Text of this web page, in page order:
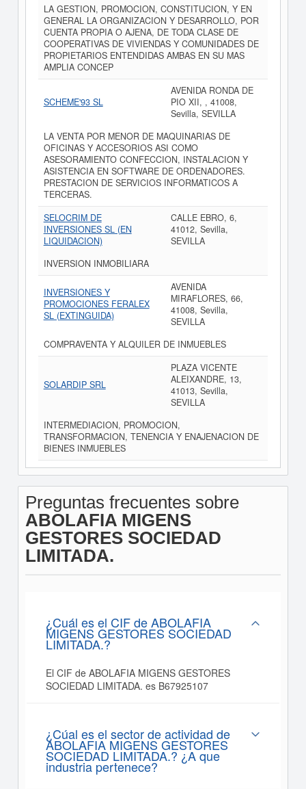
LA GESTION, PROMOCION, CONSTITUCION, Y EN
GENERAL LA ORGANIZACION Y DESARROLLO, POR
CUENTA PROPIA O AJENA, DE TODA CLASE DE
COOPERATIVAS DE VIVIENDAS Y COMUNIDADES DE
PROPIETARIOS ENTENDIDAS AMBAS EN SU MAS
AMPLIA CONCEP
SCHEME'93 SL
AVENIDA RONDA DE
PIO XII, , 41008,
Sevilla, SEVILLA
LA VENTA POR MENOR DE MAQUINARIAS DE
OFICINAS Y ACCESORIOS ASI COMO
ASESORAMIENTO CONFECCION, INSTALACION Y
ASISTENCIA EN SOFTWARE DE ORDENADORES.
PRESTACION DE SERVICIOS INFORMATICOS A
TERCERAS.
SELOCRIM DE
INVERSIONES SL (EN
LIQUIDACION)
CALLE EBRO, 6,
41012, Sevilla,
SEVILLA
INVERSION INMOBILIARA
INVERSIONES Y
PROMOCIONES FERALEX
SL (EXTINGUIDA)
AVENIDA
MIRAFLORES, 66,
41008, Sevilla,
SEVILLA
COMPRAVENTA Y ALQUILER DE INMUEBLES
SOLARDIP SRL
PLAZA VICENTE
ALEIXANDRE, 13,
41013, Sevilla,
SEVILLA
INTERMEDIACION, PROMOCION,
TRANSFORMACION, TENENCIA Y ENAJENACION DE
BIENES INMUEBLES
Preguntas frecuentes sobre
ABOLAFIA MIGENS
GESTORES SOCIEDAD
LIMITADA.
¿Cuál es el CIF de ABOLAFIA
MIGENS GESTORES SOCIEDAD
LIMITADA.?
El CIF de ABOLAFIA MIGENS GESTORES
SOCIEDAD LIMITADA. es B67925107
¿Cúal es el sector de actividad de
ABOLAFIA MIGENS GESTORES
SOCIEDAD LIMITADA.? ¿A que
industria pertenece?